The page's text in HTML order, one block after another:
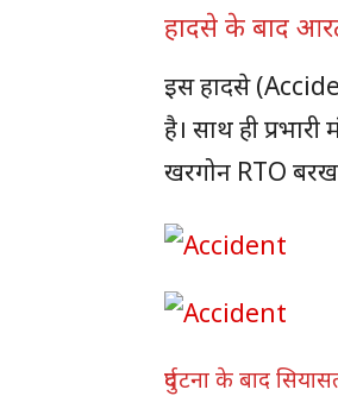
हादसे के बाद
इस हादसे
है। साथ ही
खरगोन RTO
दुर्घटना के बाद